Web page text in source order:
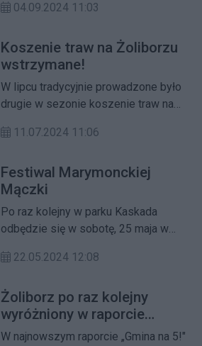
nieruchomości przy ul. Gdańskiej 23?
przy ulicy Gdańskiej.
04.09.2024 11:03
Koszenie traw na Żoliborzu
wstrzymane!
W lipcu tradycyjnie prowadzone było
drugie w sezonie koszenie traw na
Dzielnicy. W tym roku, ze względu na
utrzymującą się i prognozowaną w
dłuższym terminie bardzo wysoką
temperaturę oraz niewystarczające
opady, żoliborski Ratusz podjął
odwołania – tego etapu koszenia.
11.07.2024 11:06
Festiwal Marymonckiej
Mączki
Po raz kolejny w parku Kaskada
odbędzie się w sobotę, 25 maja w
Marymonckiej Mączki.
22.05.2024 12:08
Żoliborz po raz kolejny
wyróżniony w raporcie
"Gmina na 5!"
W najnowszym raporcie „Gmina na 5!"